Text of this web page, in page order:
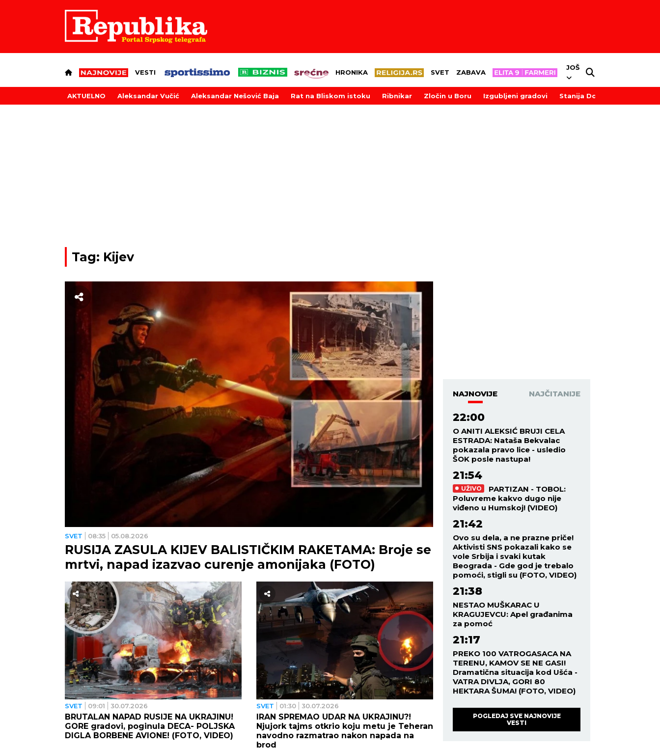
VESTI HRONIKA SVET ZABAVA
JOŠ
AKTUELNO Aleksandar Vučić Aleksandar Nešović Baja Rat na Bliskom istoku Ribnikar Zločin u Boru Izgubljeni gradovi Stanija Dobrojević
Tag: Kijev
SVET 08:35 05.08.2026
RUSIJA ZASULA KIJEV BALISTIČKIM RAKETAMA: Broje se
mrtvi, napad izazvao curenje amonijaka (FOTO)
SVET 09:01 30.07.2026
BRUTALAN NAPAD RUSIJE NA UKRAJINU!
GORE gradovi, poginula DECA- POLJSKA
DIGLA BORBENE AVIONE! (FOTO, VIDEO)
SVET 01:30 30.07.2026
IRAN SPREMAO UDAR NA UKRAJINU?!
Njujork tajms otkrio koju metu je Teheran
navodno razmatrao nakon napada na
brod
NAJNOVIJE NAJČITANIJE
22:00
O ANITI ALEKSIĆ BRUJI CELA
ESTRADA: Nataša Bekvalac
pokazala pravo lice - usledio
ŠOK posle nastupa!
21:54
UŽIVO
PARTIZAN - TOBOL:
Poluvreme kakvo dugo nije
viđeno u Humskoj! (VIDEO)
21:42
Ovo su dela, a ne prazne priče!
Aktivisti SNS pokazali kako se
vole Srbija i svaki kutak
Beograda - Gde god je trebalo
pomoći, stigli su (FOTO, VIDEO)
21:38
NESTAO MUŠKARAC U
KRAGUJEVCU: Apel građanima
za pomoć
21:17
PREKO 100 VATROGASACA NA
TERENU, KAMOV SE NE GASI!
Dramatična situacija kod Ušća -
VATRA DIVLJA, GORI 80
HEKTARA ŠUMA! (FOTO, VIDEO)
POGLEDAJ SVE NAJNOVIJE
VESTI